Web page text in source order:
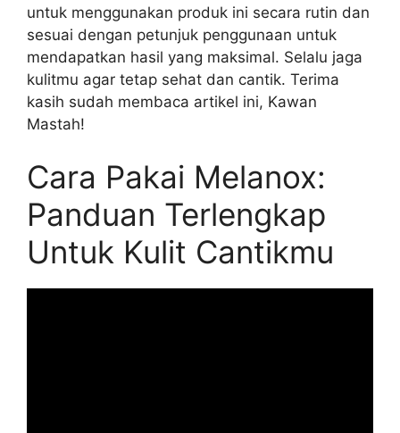
untuk menggunakan produk ini secara rutin dan
sesuai dengan petunjuk penggunaan untuk
mendapatkan hasil yang maksimal. Selalu jaga
kulitmu agar tetap sehat dan cantik. Terima
kasih sudah membaca artikel ini, Kawan
Mastah!
Cara Pakai Melanox:
Panduan Terlengkap
Untuk Kulit Cantikmu